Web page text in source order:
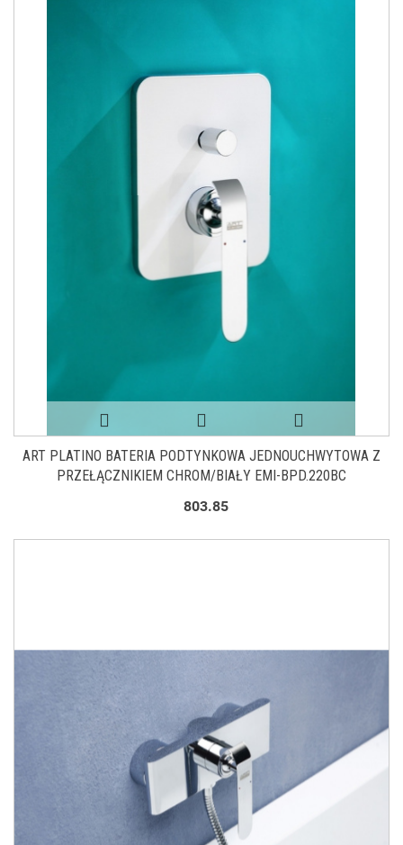
ART PLATINO BATERIA PODTYNKOWA JEDNOUCHWYTOWA Z
PRZEŁĄCZNIKIEM CHROM/BIAŁY EMI-BPD.220BC
803.85